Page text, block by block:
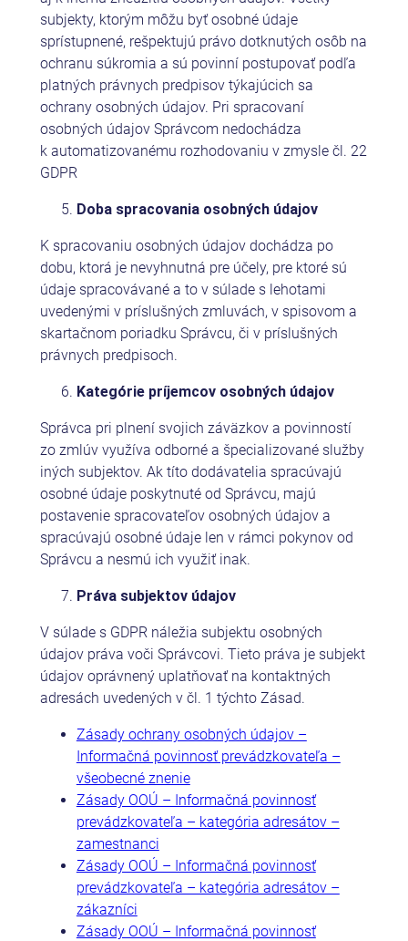
subjekty, ktorým môžu byť osobné údaje
sprístupnené, rešpektujú právo dotknutých osôb na
ochranu súkromia a sú povinní postupovať podľa
platných právnych predpisov týkajúcich sa
ochrany osobných údajov. Pri spracovaní
osobných údajov Správcom nedochádza
k automatizovanému rozhodovaniu v zmysle čl. 22
GDPR
Doba spracovania osobných údajov
K spracovaniu osobných údajov dochádza po
dobu, ktorá je nevyhnutná pre účely, pre ktoré sú
údaje spracovávané a to v súlade s lehotami
uvedenými v príslušných zmluvách, v spisovom a
skartačnom poriadku Správcu, či v príslušných
právnych predpisoch.
Kategórie príjemcov osobných údajov
Správca pri plnení svojich záväzkov a povinností
zo zmlúv využíva odborné a špecializované služby
iných subjektov. Ak títo dodávatelia spracúvajú
osobné údaje poskytnuté od Správcu, majú
postavenie spracovateľov osobných údajov a
spracúvajú osobné údaje len v rámci pokynov od
Správcu a nesmú ich využiť inak.
Práva subjektov údajov
V súlade s GDPR náležia subjektu osobných
údajov práva voči Správcovi. Tieto práva je subjekt
údajov oprávnený uplatňovať na kontaktných
adresách uvedených v čl. 1 týchto Zásad.
Zásady ochrany osobných údajov –
Informačná povinnosť prevádzkovateľa –
všeobecné znenie
Zásady OOÚ – Informačná povinnosť
prevádzkovateľa – kategória adresátov –
zamestnanci
Zásady OOÚ – Informačná povinnosť
prevádzkovateľa – kategória adresátov –
zákazníci
Zásady OOÚ – Informačná povinnosť